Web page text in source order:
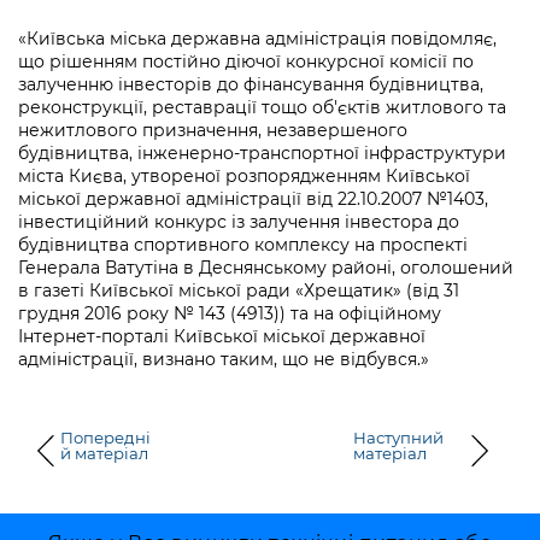
Проєкти розпоряджень, що
перебувають на погодженні КМВА
Рішення Київради
Контактна інформація
Графік роботи та прийому громадян
Вакансії
Статистика
Регуляторна діяльність
Дороги, транспорт та парковки
Навколишнє середовище міста
Містобудування та земельні ділянки
Культура, спорт, дозвілля
Бізнес та ліцензування
Фінанси та бюджет
Безпека та правопорядок
Іноземцям / For foreigners
Громадський бюджет
Консультації з громадськістю
Громадська рада
Петиції
Відкритий бюджет
Контактний центр
Допомога учасникам АТО
Рада з питань внутрішньо переміщених
осіб при Київській міській військовій
«Ініціатива «Партнерство «Відкритий
Інформація з обмеженим доступом
Подати запит онлайн
Проекти нормативно-правових та
інших актів
Нормативна база
Питання і відповіді про публічну
інформацію
Порядок оскарження рішень, дій чи
Звіти про опрацювання запитів на
публічну інформацію
Інформація для споживачів
Медіагалерея
Підписатися на новини та анонси від
КМДА / Subscribe to announcements
from the KCSA
Порядок акредитації медіа /
Accreditation process
Подати журналістський запит /
Submitting a media request
Зйомки в лікарнях в умовах воєнного
стану / Rules for media coverage of
Контакти для медіа / Contacts for mass
media
Портал Послуг
«Київська міська державна адміністрація повідомляє,
що рішенням постійно діючої конкурсної комісії по
залученню інвесторів до фінансування будівництва,
реконструкції, реставрації тощо об'єктів житлового та
нежитлового призначення, незавершеного
будівництва, інженерно-транспортної інфраструктури
міста Києва, утвореної розпорядженням Київської
міської державної адміністрації від 22.10.2007 №1403,
інвестиційний конкурс із залучення інвестора до
будівництва спортивного комплексу на проспекті
Генерала Ватутіна в Деснянському районі, оголошений
в газеті Київської міської ради «Хрещатик» (від 31
грудня 2016 року № 143 (4913)) та на офіційному
Інтернет-порталі Київської міської державної
адміністрації, визнано таким, що не відбувся.»
Попередні
й матеріал
Наступний
матеріал